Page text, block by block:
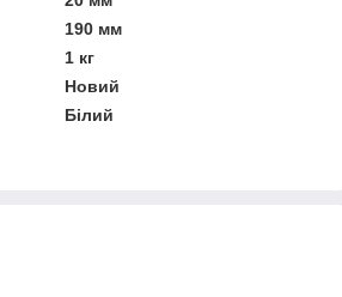
190 мм
1 кг
Новий
Білий